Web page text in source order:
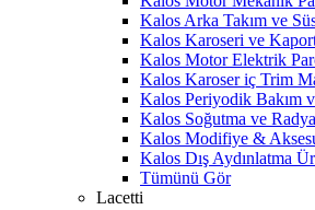
Kalos Arka Takım ve
Kalos Karoseri ve
Kalos Motor Elektrik
Kalos Karoser iç Trim
Kalos Periyodik Bakım
Kalos Soğutma ve
Kalos Modifiye &
Kalos Dış Aydınlatma
Tümünü Gör
Lacetti